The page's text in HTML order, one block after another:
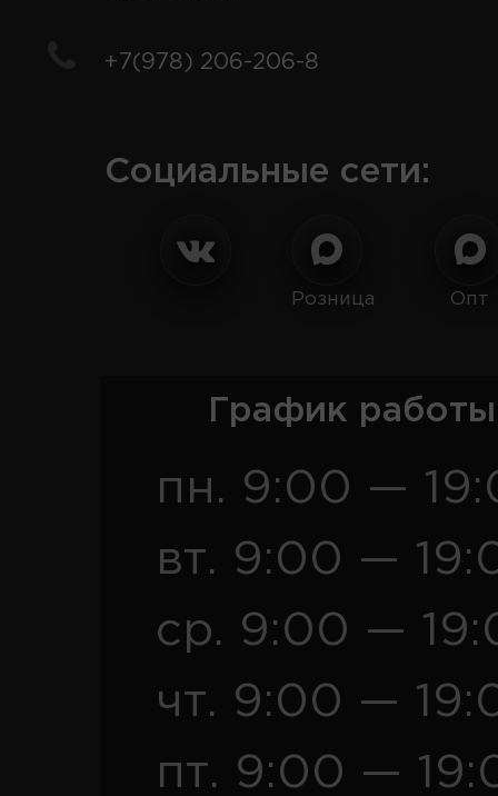
+7(978) 206-206-8
Социальные сети:
Розница Опт
График
пн. 9:00 —
вт. 9:00 —
ср. 9:00 —
чт. 9:00 —
пт. 9:00 —